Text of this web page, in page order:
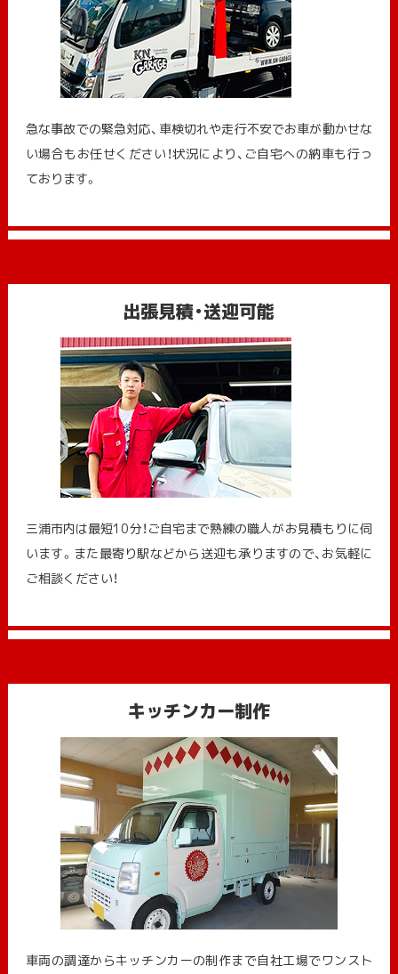
急な事故での緊急対応、車検切れや走行不安でお車が動かせな
い場合もお任せください！状況により、ご自宅への納⾞も⾏っ
ております。
出張見積・送迎可能
三浦市内は最短10分！ご自宅まで熟練の職人がお見積もりに伺
います。また最寄り駅などから送迎も承りますので、お気軽に
ご相談ください！
キッチンカー制作
車両の調達からキッチンカーの制作まで自社工場でワンスト